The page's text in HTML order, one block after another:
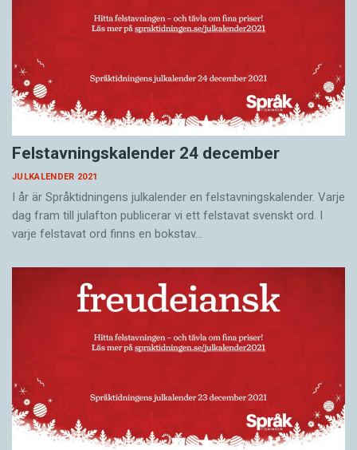
Felstavningskalender 24 december
JULKALENDER 2021
I år är Språktidningens julkalender en felstavningskalender. Varje
dag fram till julafton publicerar vi ett felstavat svenskt ord. I
varje felstavat ord finns en bokstav…